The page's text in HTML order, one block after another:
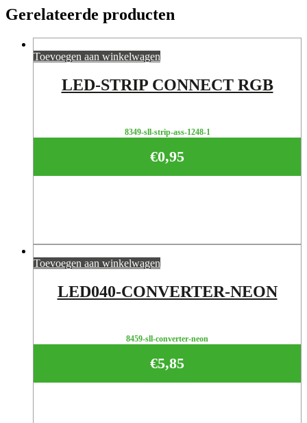
Gerelateerde producten
Toevoegen aan winkelwagen
LED-STRIP CONNECT RGB
8349-sll-strip-ass-1248-1
€0,95
Toevoegen aan winkelwagen
LED040-CONVERTER-NEON
8459-sll-converter-neon
€5,85